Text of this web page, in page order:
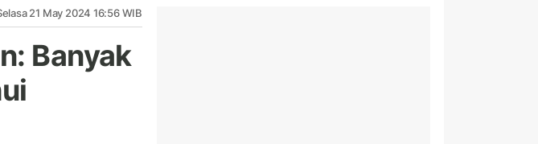
21 May 2024 16:56 WIB
Banyak